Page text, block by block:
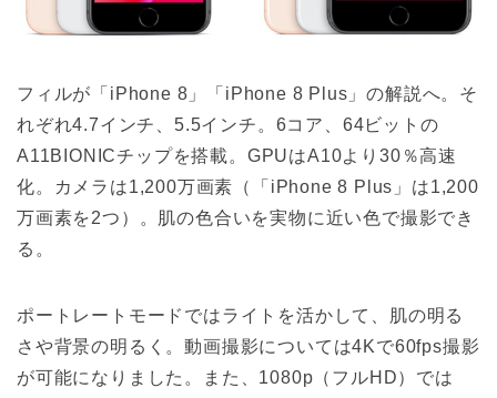
フィルが「iPhone 8」「iPhone 8 Plus」の解説へ。そ
れぞれ4.7インチ、5.5インチ。6コア、64ビットの
A11BIONICチップを搭載。GPUはA10より30％高速
化。カメラは1,200万画素（「iPhone 8 Plus」は1,200
万画素を2つ）。肌の色合いを実物に近い色で撮影でき
る。
ポートレートモードではライトを活かして、肌の明る
さや背景の明るく。動画撮影については4Kで60fps撮影
が可能になりました。また、1080p（フルHD）では